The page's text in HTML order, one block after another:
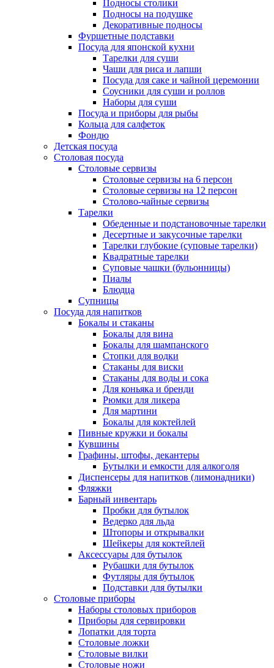
Подносы столики
Подносы на подушке
Декоративные подносы
Фуршетные подставки
Посуда для японской кухни
Тарелки для суши
Чаши для риса и лапши
Посуда для саке и чайной церемонии
Соусники для суши и роллов
Наборы для суши
Посуда и приборы для рыбы
Кольца для салфеток
Фондю
Детская посуда
Столовая посуда
Столовые сервизы
Столовые сервизы на 6 персон
Столовые сервизы на 12 персон
Столово-чайные сервизы
Тарелки
Обеденные и подстановочные тарелки
Десертные и закусочные тарелки
Тарелки глубокие (суповые тарелки)
Квадратные тарелки
Суповые чашки (бульонницы)
Пиалы
Блюдца
Супницы
Посуда для напитков
Бокалы и стаканы
Бокалы для вина
Бокалы для шампанского
Стопки для водки
Стаканы для виски
Стаканы для воды и сока
Для коньяка и бренди
Рюмки для ликера
Для мартини
Бокалы для коктейлей
Пивные кружки и бокалы
Кувшины
Графины, штофы, декантеры
Бутылки и емкости для алкоголя
Диспенсеры для напитков (лимонадники)
Фляжки
Барный инвентарь
Пробки для бутылок
Ведерко для льда
Штопоры и открывалки
Шейкеры для коктейлей
Аксессуары для бутылок
Рубашки для бутылок
Футляры для бутылок
Подставки для бутылки
Столовые приборы
Наборы столовых приборов
Приборы для сервировки
Лопатки для торта
Столовые ложки
Столовые вилки
Столовые ножи